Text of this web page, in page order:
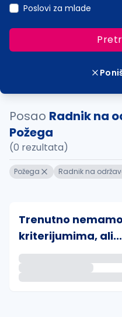
Poslovi za mlade
Posao Radnik na
Požega
(0 rezultata)
Požega Radnik na
Trenutno
kriterijumima, ali...